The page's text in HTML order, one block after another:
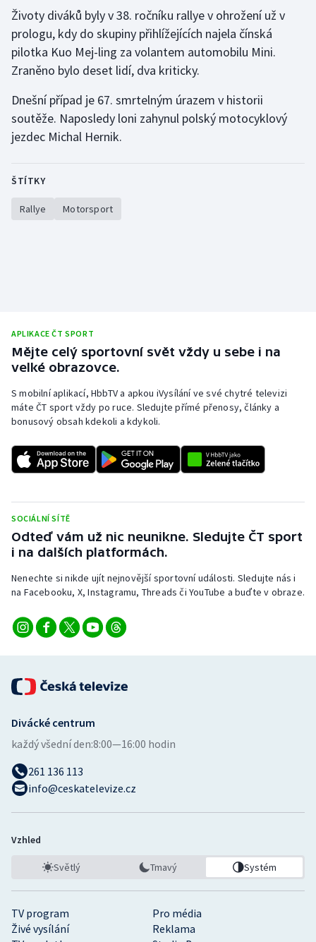
Gymnastika
Házená
Jezdectví
Olympijské hry
Parasport
Plavání
Ragby
Rychlobruslení
Rychlostní kanoistika
Sportovní střelba
Stolní tenis
Vodní slalom
Volejbal
Životy diváků byly v 38. ročníku rallye v ohrožení už v
prologu, kdy do skupiny přihlížejících najela čínská
pilotka Kuo Mej-ling za volantem automobilu Mini.
Zraněno bylo deset lidí, dva kriticky.
Dnešní případ je 67. smrtelným úrazem v historii
soutěže. Naposledy loni zahynul polský motocyklový
jezdec Michal Hernik.
ŠTÍTKY
Rallye Motorsport
APLIKACE ČT SPORT
Mějte celý sportovní svět vždy u sebe i na
velké obrazovce.
S mobilní aplikací, HbbTV a apkou iVysílání ve své chytré televizi
máte ČT sport vždy po ruce. Sledujte přímé přenosy, články a
bonusový obsah kdekoli a kdykoli.
SOCIÁLNÍ SÍTĚ
Odteď vám už nic neunikne. Sledujte ČT sport
i na dalších platformách.
Nenechte si nikde ujít nejnovější sportovní události. Sledujte nás i
na Facebooku, X, Instagramu, Threads či YouTube a buďte v obraze.
TV program
Pro média
Živé vysílání
Reklama
Divácké centrum
každý všední den:8:00—16:00 hodin
261 136 113
info@ceskatelevize.cz
Vzhled
Světlý Tmavý Systém